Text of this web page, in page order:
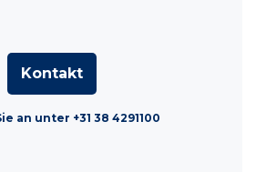
Kontakt
an unter +31 38 4291100